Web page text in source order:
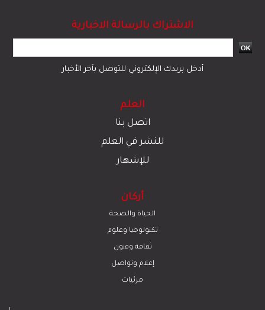
الاشتراك بالرسالة الاخبارية
أدخل بريدك الإلكتروني للتوصل بآخر الأخبار
العلم
اتصل بنا
للنشر في العلم
للإشهار
أركان
الحياة والصحة
تكنولوجيا وعلوم
ﺛﻘﺎﻓﺔ وﻓﻧون
إعلام وتواصل
مرئيات